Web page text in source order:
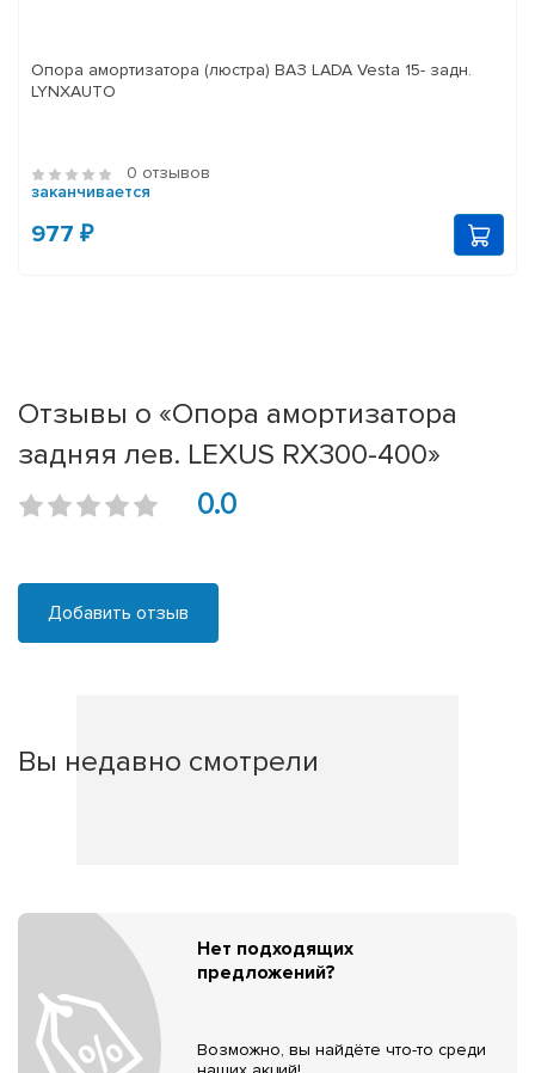
Опора амортизатора (люстра) ВАЗ LADA Vesta 15- задн.
LYNXAUTO
0 отзывов
заканчивается
977 ₽
Отзывы о «Опора амортизатора
задняя лев. LEXUS RX300-400»
0.0
Добавить отзыв
Вы недавно смотрели
Нет подходящих
предложений?
Возможно, вы найдёте что-то среди